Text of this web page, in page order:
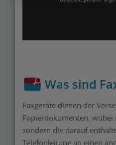
Was sind
Faxgeräte dienen der
Papierdokumenten, wobei
sondern die darauf
Telefonleitung an einen